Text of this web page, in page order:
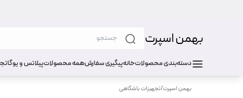
بهمن اسپرت
دسته‌بندی محصولاتخانهپیگیری سفارشهمه محصولاتپیلاتس و یوگا
بهمن اسپرت/تجهیزات باشگاهی